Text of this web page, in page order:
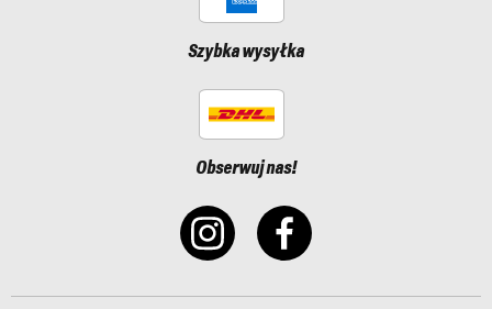
Szybka wysyłka
Obserwuj nas!